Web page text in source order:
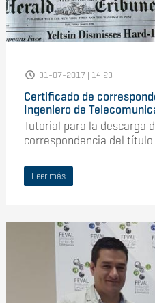
31-07-2017 | 14:23
Certificado de
Ingeniero de
Tutorial para la descarga
correspondencia del título
Leer más